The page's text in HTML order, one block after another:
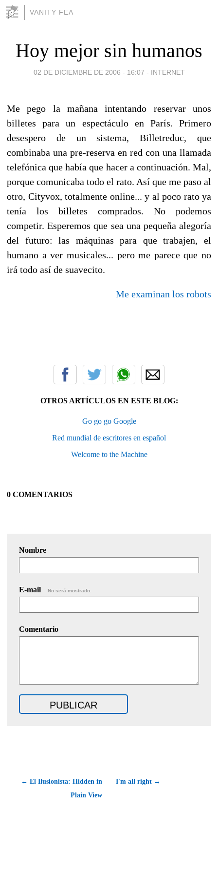
VANITY FEA
Hoy mejor sin humanos
02 DE DICIEMBRE DE 2006 - 16:07 - INTERNET
Me pego la mañana intentando reservar unos
billetes para un espectáculo en París. Primero
desespero de un sistema, Billetreduc, que
combinaba una pre-reserva en red con una llamada
telefónica que había que hacer a continuación. Mal,
porque comunicaba todo el rato. Así que me paso al
otro, Cityvox, totalmente online... y al poco rato ya
tenía los billetes comprados. No podemos
competir. Esperemos que sea una pequeña alegoría
del futuro: las máquinas para que trabajen, el
humano a ver musicales... pero me parece que no
irá todo así de suavecito.
Me examinan los robots
OTROS ARTÍCULOS EN ESTE BLOG:
Go go go Google
Red mundial de escritores en español
Welcome to the Machine
0 COMENTARIOS
Nombre
E-mail No será mostrado.
Comentario
← El Ilusionista: Hidden in
Plain View
I'm all right →